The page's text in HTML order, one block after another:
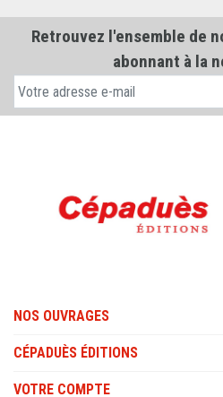
Retrouvez l'ensemble de
abonnant à la
NOS OUVRAGES
CÉPADUÈS ÉDITIONS
VOTRE COMPTE